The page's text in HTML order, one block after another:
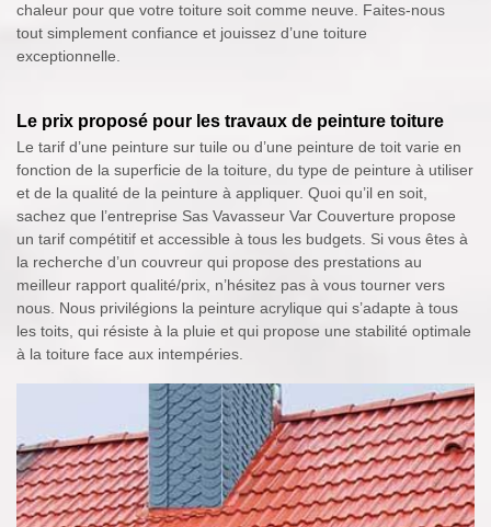
chaleur pour que votre toiture soit comme neuve. Faites-nous
tout simplement confiance et jouissez d’une toiture
exceptionnelle.
Le prix proposé pour les travaux de peinture toiture
Le tarif d’une peinture sur tuile ou d’une peinture de toit varie en
fonction de la superficie de la toiture, du type de peinture à utiliser
et de la qualité de la peinture à appliquer. Quoi qu’il en soit,
sachez que l’entreprise Sas Vavasseur Var Couverture propose
un tarif compétitif et accessible à tous les budgets. Si vous êtes à
la recherche d’un couvreur qui propose des prestations au
meilleur rapport qualité/prix, n’hésitez pas à vous tourner vers
nous. Nous privilégions la peinture acrylique qui s’adapte à tous
les toits, qui résiste à la pluie et qui propose une stabilité optimale
à la toiture face aux intempéries.